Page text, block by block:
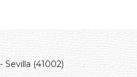
Sevilla (41002)